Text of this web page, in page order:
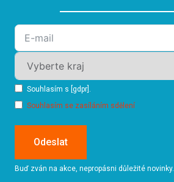
Souhlasím s [gdpr].
Souhlasím se zasíláním sdělení
Odeslat
Buď zván na akce, nepropásni důležité novinky.